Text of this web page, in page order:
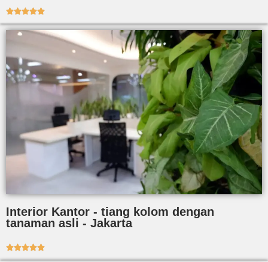

Interior Kantor - tiang kolom dengan
tanaman asli - Jakarta
